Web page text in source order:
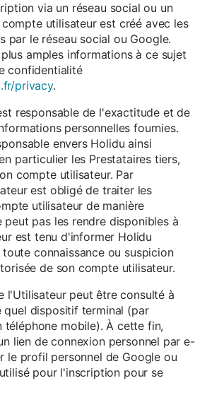
via un réseau social ou un
utilisateur est créé avec les
par le réseau social ou Google.
amples informations à ce sujet
confidentialité
privacy.
responsable de l'exactitude et de
personnelles fournies.
envers Holidu ainsi
particulier les Prestataires tiers,
compte utilisateur. Par
est obligé de traiter les
utilisateur de manière
pas les rendre disponibles à
est tenu d'informer Holidu
connaissance ou suspicion
de son compte utilisateur.
l'Utilisateur peut être consulté à
dispositif terminal (par
téléphone mobile). À cette fin,
lien de connexion personnel par e-
le profil personnel de Google ou
pour l'inscription pour se